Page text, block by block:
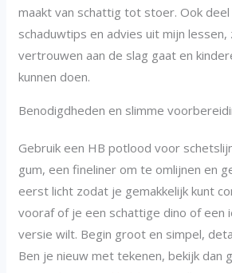
maakt van schattig tot stoer. Ook deel
schaduwtips en advies uit mijn
vertrouwen aan de slag gaat en
kunnen doen.
Benodigdheden en slimme
Gebruik een HB potlood voor
gum, een fineliner om te omlijnen en
eerst licht zodat je gemakkelijk kunt
vooraf of je een schattige dino of een
versie wilt. Begin groot en simpel,
Ben je nieuw met tekenen, bekijk dan